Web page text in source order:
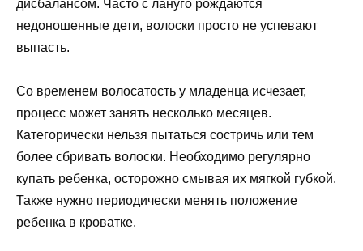
дисбалансом. Часто с лануго рождаются
недоношенные дети, волоски просто не успевают
выпасть.
Со временем волосатость у младенца исчезает,
процесс может занять несколько месяцев.
Категорически нельзя пытаться состричь или тем
более сбривать волоски. Необходимо регулярно
купать ребенка, осторожно смывая их мягкой губкой.
Также нужно периодически менять положение
ребенка в кроватке.